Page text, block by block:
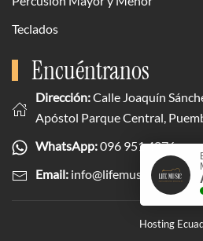
Teclados
Encuéntranos
Dirección:Calle Joaquín
Apóstol Parque Central,
WhatsApp:096 951 4876
Email:
Hosting